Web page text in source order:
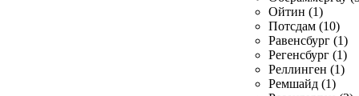
Ойтин (1)
Потсдам (10)
Равенсбург (1)
Регенсбург (1)
Реллинген (1)
Ремшайд (1)